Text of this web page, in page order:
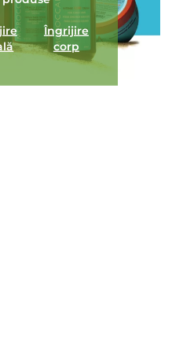
Îngrijire
corp